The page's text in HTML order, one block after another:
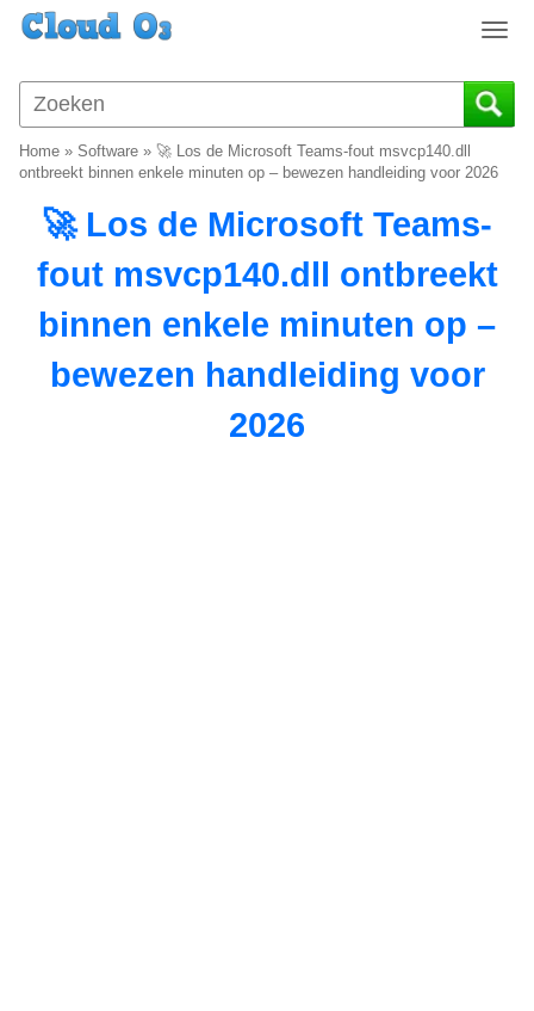
T
g
g
e
i
a
Home » Software » 🚀 Los de Microsoft Teams-fout msvcp140.dll
ontbreekt binnen enkele minuten op – bewezen handleiding voor 2026
🚀 Los de Microsoft Teams-
fout msvcp140.dll ontbreekt
binnen enkele minuten op –
bewezen handleiding voor
2026